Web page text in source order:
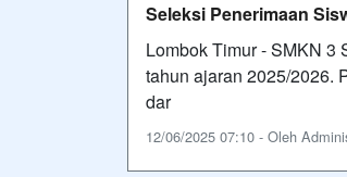
Seleksi Penerimaan
Lombok Timur - SMKN 3
tahun ajaran 2025/2026.
dar
12/06/2025 07:10 - Oleh